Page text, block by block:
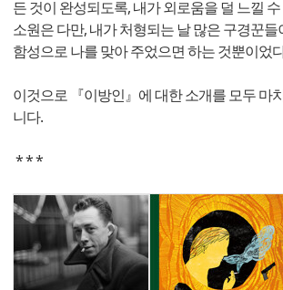
든 것이 완성되도록, 내가 외로움을 덜 느낄
소원은 다만, 내가 처형되는 날 많은 구경꾼
함성으로 나를 맞아 주었으면 하는 것뿐이었
이것으로 『이방인』에 대한 소개를 모두 마
니다.
* * *